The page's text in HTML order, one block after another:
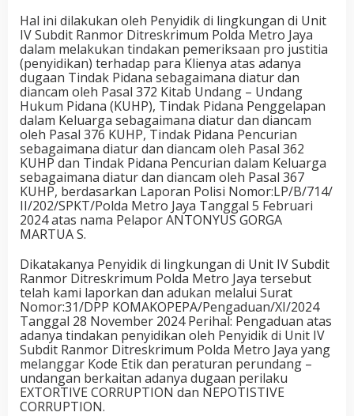
Hal ini dilakukan oleh Penyidik di lingkungan di Unit
IV Subdit Ranmor Ditreskrimum Polda Metro Jaya
dalam melakukan tindakan pemeriksaan pro justitia
(penyidikan) terhadap para Klienya atas adanya
dugaan Tindak Pidana sebagaimana diatur dan
diancam oleh Pasal 372 Kitab Undang – Undang
Hukum Pidana (KUHP), Tindak Pidana Penggelapan
dalam Keluarga sebagaimana diatur dan diancam
oleh Pasal 376 KUHP, Tindak Pidana Pencurian
sebagaimana diatur dan diancam oleh Pasal 362
KUHP dan Tindak Pidana Pencurian dalam Keluarga
sebagaimana diatur dan diancam oleh Pasal 367
KUHP, berdasarkan Laporan Polisi Nomor:LP/B/714/
II/202/SPKT/Polda Metro Jaya Tanggal 5 Februari
2024 atas nama Pelapor ANTONYUS GORGA
MARTUA S.
Dikatakanya Penyidik di lingkungan di Unit IV Subdit
Ranmor Ditreskrimum Polda Metro Jaya tersebut
telah kami laporkan dan adukan melalui Surat
Nomor:31/DPP KOMAKOPEPA/Pengaduan/XI/2024
Tanggal 28 November 2024 Perihal: Pengaduan atas
adanya tindakan penyidikan oleh Penyidik di Unit IV
Subdit Ranmor Ditreskrimum Polda Metro Jaya yang
melanggar Kode Etik dan peraturan perundang –
undangan berkaitan adanya dugaan perilaku
EXTORTIVE CORRUPTION dan NEPOTISTIVE
CORRUPTION.